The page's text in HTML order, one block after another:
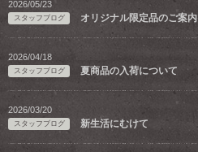
2026/05/23
スタッフブログ オリジナル限定品のご案内
2026/04/18
スタッフブログ 夏商品の入荷について
2026/03/20
スタッフブログ 新生活にむけて